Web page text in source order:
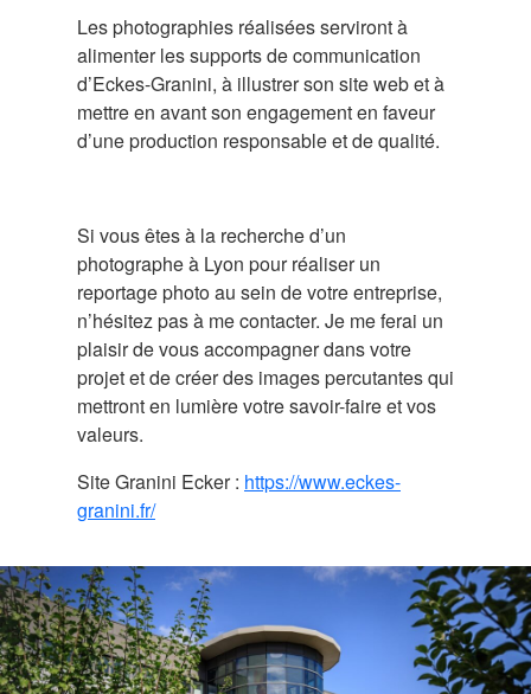
Les photographies réalisées serviront à
alimenter les supports de communication
d’Eckes-Granini, à illustrer son site web et à
mettre en avant son engagement en faveur
d’une production responsable et de qualité.
Si vous êtes à la recherche d’un
photographe à Lyon pour réaliser un
reportage photo au sein de votre entreprise,
n’hésitez pas à me contacter. Je me ferai un
plaisir de vous accompagner dans votre
projet et de créer des images percutantes qui
mettront en lumière votre savoir-faire et vos
valeurs.
Site Granini Ecker : https://www.eckes-
granini.fr/